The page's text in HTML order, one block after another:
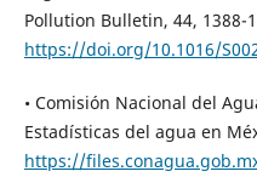
Pollution Bulletin, 44, 1388-
https://doi.org/10.1016/
• Comisión Nacional del
Estadísticas del agua en
https://